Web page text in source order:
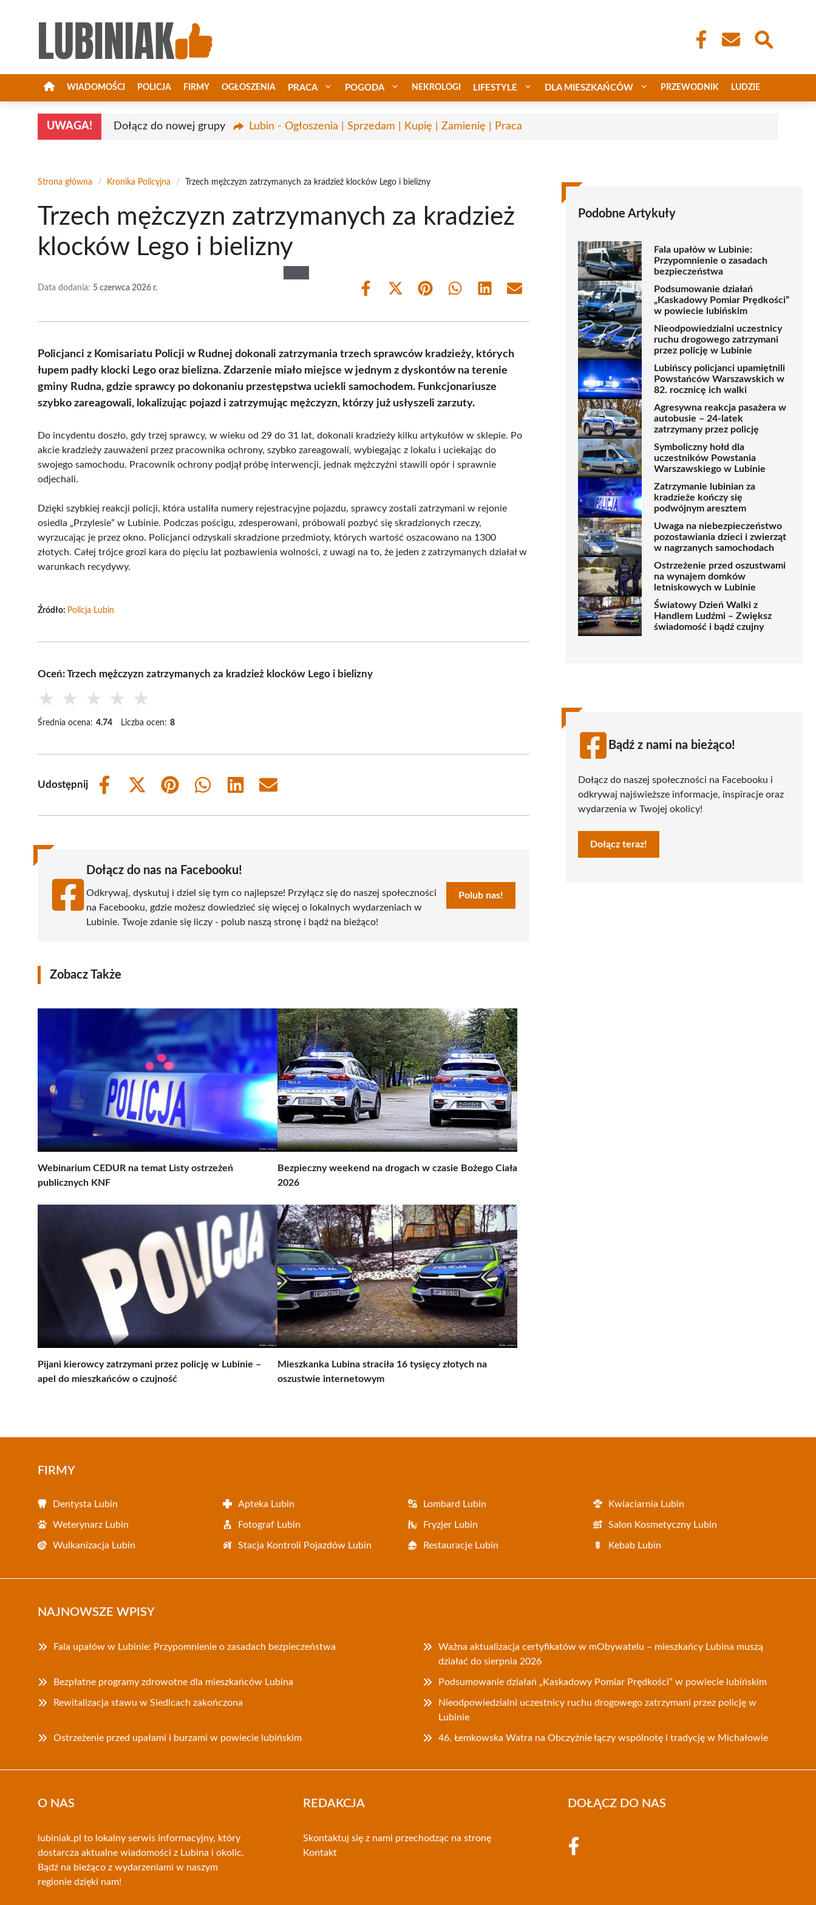
WIADOMOŚCI POLICJA FIRMY OGŁOSZENIA PRACA POGODA NEKROLOGI LIFESTYLE DLA MIESZKAŃCÓW PRZEWODNIK LUDZIE
UWAGA! Dołącz do nowej grupy Lubin - Ogłoszenia | Sprzedam | Kupię | Zamienię | Praca
Strona główna / Kronika Policyjna / Trzech mężczyzn zatrzymanych za kradzież klocków Lego i bielizny
Trzech mężczyzn zatrzymanych za kradzież
klocków Lego i bielizny
Data dodania: 5 czerwca 2026 r.
Share
Share
(Twitter)
Share Share Share Share
Policjanci z Komisariatu Policji w Rudnej dokonali zatrzymania trzech sprawców kradzieży, których
łupem padły klocki Lego oraz bielizna. Zdarzenie miało miejsce w jednym z dyskontów na terenie
gminy Rudna, gdzie sprawcy po dokonaniu przestępstwa uciekli samochodem. Funkcjonariusze
szybko zareagowali, lokalizując pojazd i zatrzymując mężczyzn, którzy już usłyszeli zarzuty.
Do incydentu doszło, gdy trzej sprawcy, w wieku od 29 do 31 lat, dokonali kradzieży kilku artykułów w sklepie. Po
akcie kradzieży zauważeni przez pracownika ochrony, szybko zareagowali, wybiegając z lokalu i uciekając do
swojego samochodu. Pracownik ochrony podjął próbę interwencji, jednak mężczyźni stawili opór i sprawnie
odjechali.
Dzięki szybkiej reakcji policji, która ustaliła numery rejestracyjne pojazdu, sprawcy zostali zatrzymani w rejonie
osiedla „Przylesie” w Lubinie. Podczas pościgu, zdesperowani, próbowali pozbyć się skradzionych rzeczy,
wyrzucając je przez okno. Policjanci odzyskali skradzione przedmioty, których wartość oszacowano na 1300
złotych. Całej trójce grozi kara do pięciu lat pozbawienia wolności, z uwagi na to, że jeden z zatrzymanych działał w
warunkach recydywy.
Źródło: Policja Lubin
Oceń: Trzech mężczyzn zatrzymanych za kradzież klocków Lego i bielizny
★ ★ ★ ★ ★
Średnia ocena: 4.74 Liczba ocen: 8
Udostępnij
Share
Share
(Twitter)
Share
Share
Share
Share
Dołącz do nas na Facebooku!
Odkrywaj, dyskutuj i dziel się tym co najlepsze! Przyłącz się do naszej społeczności
na Facebooku, gdzie możesz dowiedzieć się więcej o lokalnych wydarzeniach w
Lubinie. Twoje zdanie się liczy - polub naszą stronę i bądź na bieżąco!
Polub nas!
Zobacz Także
Webinarium CEDUR na temat Listy ostrzeżeń
publicznych KNF
Bezpieczny weekend na drogach w czasie Bożego Ciała
2026
Pijani kierowcy zatrzymani przez policję w Lubinie –
apel do mieszkańców o czujność
Mieszkanka Lubina straciła 16 tysięcy złotych na
oszustwie internetowym
Podobne Artykuły
Fala upałów w Lubinie:
Przypomnienie o zasadach
bezpieczeństwa
Podsumowanie działań
„Kaskadowy Pomiar Prędkości”
w powiecie lubińskim
Nieodpowiedzialni uczestnicy
ruchu drogowego zatrzymani
przez policję w Lubinie
Lubińscy policjanci upamiętnili
Powstańców Warszawskich w
82. rocznicę ich walki
Agresywna reakcja pasażera w
autobusie – 24-latek
zatrzymany przez policję
Symboliczny hołd dla
uczestników Powstania
Warszawskiego w Lubinie
Zatrzymanie lubinian za
kradzieże kończy się
podwójnym aresztem
Uwaga na niebezpieczeństwo
pozostawiania dzieci i zwierząt
w nagrzanych samochodach
Ostrzeżenie przed oszustwami
na wynajem domków
letniskowych w Lubinie
Światowy Dzień Walki z
Handlem Ludźmi – Zwiększ
świadomość i bądź czujny
Bądź z nami na bieżąco!
Dołącz do naszej społeczności na Facebooku i
odkrywaj najświeższe informacje, inspiracje oraz
wydarzenia w Twojej okolicy!
Dołącz teraz!
FIRMY
Dentysta Lubin Apteka Lubin Lombard Lubin Kwiaciarnia Lubin
Weterynarz Lubin Fotograf Lubin Fryzjer Lubin Salon Kosmetyczny Lubin
Wulkanizacja Lubin Stacja Kontroli Pojazdów Lubin Restauracje Lubin Kebab Lubin
NAJNOWSZE WPISY
Fala upałów w Lubinie: Przypomnienie o zasadach bezpieczeństwa
Ważna aktualizacja certyfikatów w mObywatelu – mieszkańcy Lubina muszą
działać do sierpnia 2026
Bezpłatne programy zdrowotne dla mieszkańców Lubina Podsumowanie działań „Kaskadowy Pomiar Prędkości” w powiecie lubińskim
Rewitalizacja stawu w Siedlcach zakończona
Nieodpowiedzialni uczestnicy ruchu drogowego zatrzymani przez policję w
Lubinie
Ostrzeżenie przed upałami i burzami w powiecie lubińskim 46. Łemkowska Watra na Obczyźnie łączy wspólnotę i tradycję w Michałowie
O NAS
lubiniak.pl to lokalny serwis informacyjny, który
dostarcza aktualne wiadomości z Lubina i okolic.
Bądź na bieżąco z wydarzeniami w naszym
regionie dzięki nam!
REDAKCJA
Skontaktuj się z nami przechodząc na stronę
Kontakt
DOŁĄCZ DO NAS